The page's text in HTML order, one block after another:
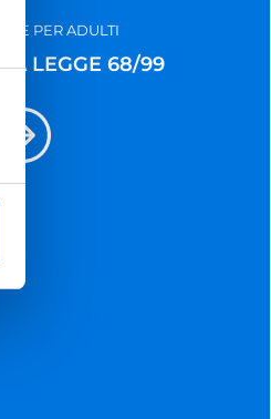
PER ADULTI
LEGGE 68/99